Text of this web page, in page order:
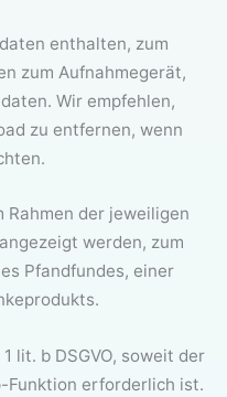
enthalten, zum
zum Aufnahmegerät,
Wir empfehlen,
zu entfernen, wenn
Rahmen der jeweiligen
werden, zum
Pfandfundes, einer
lit. b DSGVO, soweit der
Funktion erforderlich ist.